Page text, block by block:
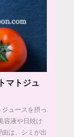
マトジュ
ュースを摂っ
容液や日焼け
は、シミが出